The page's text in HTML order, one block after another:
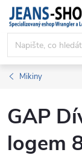
Přejít
obsah
Mikiny
GAP
logem